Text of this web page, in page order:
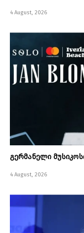
4 August, 2026
გერმანელი
4 August, 2026